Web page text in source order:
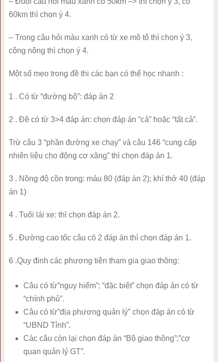
60km thì chọn ý 4.
– Trong câu hỏi màu xanh có từ xe mô tô thì chọn ý 3,
công nông thì chọn ý 4.
Một số mẹo trong đề thi các bạn có thể học nhanh :
1 . Có từ “đường bộ”: đáp án 2
2 . Đề có từ 3>4 đáp án: chọn đáp án “cả” hoặc “tất cả”.
Trừ câu 3 “phần đường xe chạy” và câu 146 “cung cấp
nhiên liệu cho động cơ xăng” thì chọn đáp án 1.
3 . Nồng độ cồn trong: máu 80 (đáp án 2); khí thở 40 (đáp
án 1)
4 . Tuổi lái xe: thì chọn đáp án 2.
5 . Đường cao tốc câu có 2 đáp án thì chọn đáp án 1.
6 .Quy định các phương tiện tham gia giao thông:
Câu có từ”nguy hiểm”; “đặc biệt” chọn đáp án có từ
“chính phủ”.
Câu có từ”địa phương quản lý” chọn đáp án có từ
“UBND Tỉnh”.
Các câu còn lại chọn đáp án “Bộ giao thông”;”cơ
quan quản lý GT”.